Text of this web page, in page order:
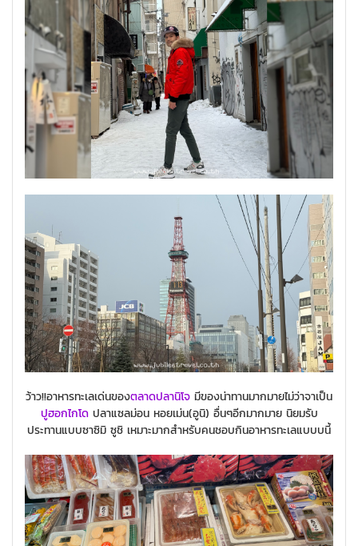
ว้าว!!อาหารทะเลเด่นของตลาดปลานิโจ มีของน่าทานมากมายไม่ว่าจาเป็น
ปูฮอกไกโดปลาแซลม่อน หอยเม่น(อูนิ) อื่นๆอีกมากมาย นิยมรับ
ประทานแบบซาซิมิ ซูชิ เหมาะมากสำหรับคนชอบกินอาหารทะเลแบบบนี้